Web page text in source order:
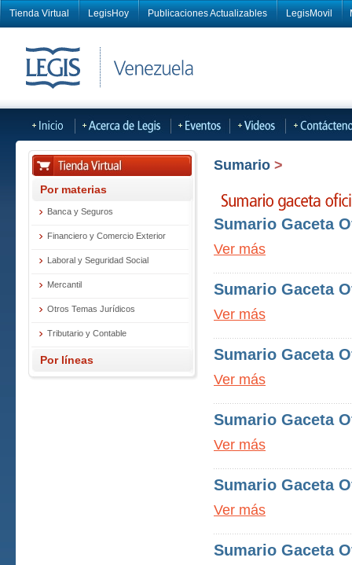
Tienda Virtual LegisHoy Publicaciones Actualizables LegisMovil
Por materias
Banca y Seguros
Financiero y Comercio Exterior
Laboral y Seguridad Social
Mercantil
Otros Temas Jurídicos
Tributario y Contable
Por líneas
Sumario >
Sumario Gaceta
Ver más
Sumario Gaceta
Ver más
Sumario Gaceta
Ver más
Sumario Gaceta
Ver más
Sumario Gaceta
Ver más
Sumario Gaceta